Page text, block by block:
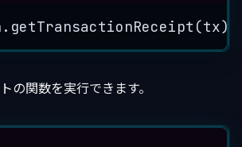
tx)
の関数を実行できます。